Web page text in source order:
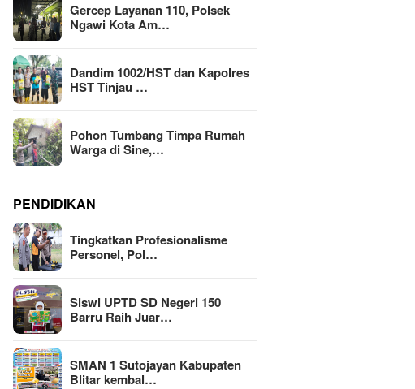
Gercep Layanan 110, Polsek
Ngawi Kota Am…
Dandim 1002/HST dan Kapolres
HST Tinjau …
Pohon Tumbang Timpa Rumah
Warga di Sine,…
PENDIDIKAN
Tingkatkan Profesionalisme
Personel, Pol…
Siswi UPTD SD Negeri 150
Barru Raih Juar…
SMAN 1 Sutojayan Kabupaten
Blitar kembal…